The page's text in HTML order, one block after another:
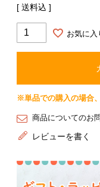
送料込
お気に入
※単品での購入の場合
商品についてのお
レビューを書く